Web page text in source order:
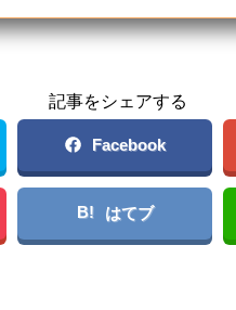
記事をシェアする
Facebook
B! はてブ